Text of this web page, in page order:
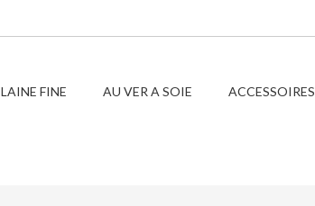
LAINE FINE AU VER A SOIE ACCESSOIRES